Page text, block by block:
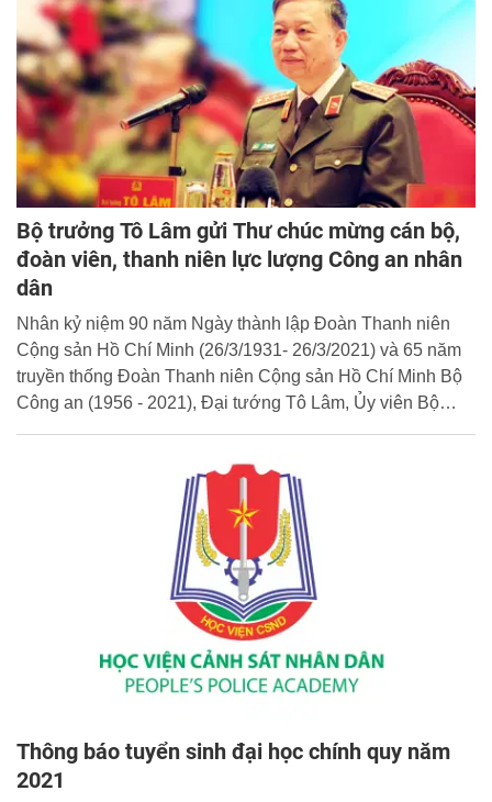
Bộ trưởng Tô Lâm gửi Thư chúc mừng cán bộ,
đoàn viên, thanh niên lực lượng Công an nhân
dân
Nhân kỷ niệm 90 năm Ngày thành lập Đoàn Thanh niên
Cộng sản Hồ Chí Minh (26/3/1931- 26/3/2021) và 65 năm
truyền thống Đoàn Thanh niên Cộng sản Hồ Chí Minh Bộ
Công an (1956 - 2021), Đại tướng Tô Lâm, Ủy viên Bộ
Thông báo tuyển sinh đại học chính quy năm
2021